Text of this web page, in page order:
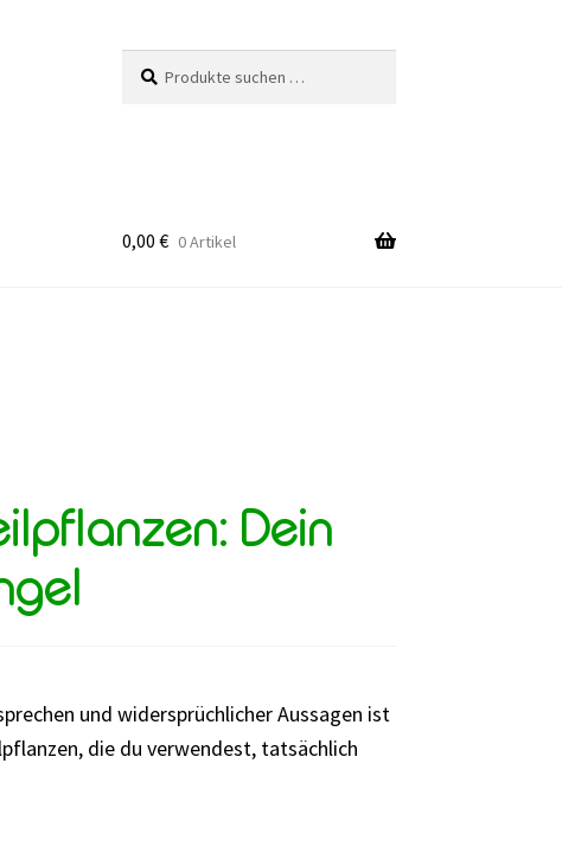
nach:
0,00 € 0 Artikel
Dein
und widersprüchlicher Aussagen ist
die du verwendest, tatsächlich